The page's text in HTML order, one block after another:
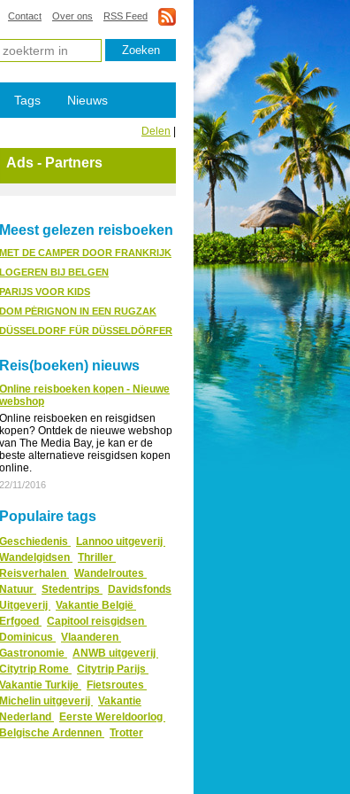
Contact Over ons RSS Feed
Tags Nieuws
Delen
Ads - Partners
Meest gelezen reisboeken
MET DE CAMPER DOOR FRANKRIJK
LOGEREN BIJ BELGEN
PARIJS VOOR KIDS
DOM PÉRIGNON IN EEN RUGZAK
DÜSSELDORF FÜR DÜSSELDÖRFER
Reis(boeken) nieuws
Online reisboeken kopen - Nieuwe
webshop
Online reisboeken en reisgidsen
kopen? Ontdek de nieuwe webshop
van The Media Bay, je kan er de
beste alternatieve reisgidsen kopen
online.
22/11/2016
Populaire tags
Geschiedenis
Lannoo uitgeverij
Wandelgidsen
Thriller
Reisverhalen
Wandelroutes
Natuur
Stedentrips
Davidsfonds
Uitgeverij
Vakantie België
Erfgoed
Capitool reisgidsen
Dominicus
Vlaanderen
Gastronomie
ANWB uitgeverij
Citytrip Rome
Citytrip Parijs
Vakantie Turkije
Fietsroutes
Michelin uitgeverij
Vakantie
Nederland
Eerste Wereldoorlog
Belgische Ardennen
Trotter